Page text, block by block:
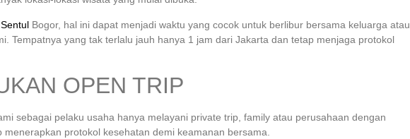
Sentul Bogor, hal ini dapat menjadi waktu yang cocok untuk berlibur bersama keluarga atau
Tempatnya yang tak terlalu jauh hanya 1 jam dari Jakarta dan tetap menjaga protokol
OPEN TRIP
sebagai pelaku usaha hanya melayani private trip, family atau perusahaan dengan
protokol kesehatan demi keamanan bersama.